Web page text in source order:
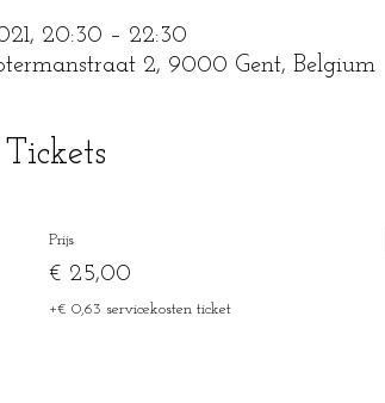
20:30 – 22:30
2, 9000 Gent, Belgium
Tickets
Prijs
€ 25,00
+€ 0,63 servicekosten ticket